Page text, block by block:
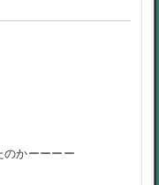
のかーーーー